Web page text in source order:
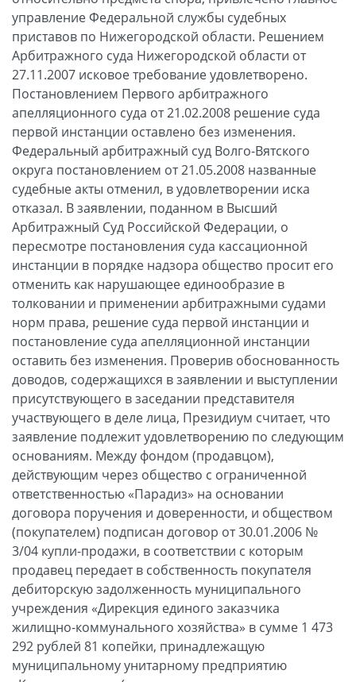
управление Федеральной службы судебных
приставов по Нижегородской области. Решением
Арбитражного суда Нижегородской области от
27.11.2007 исковое требование удовлетворено.
Постановлением Первого арбитражного
апелляционного суда от 21.02.2008 решение суда
первой инстанции оставлено без изменения.
Федеральный арбитражный суд Волго-Вятского
округа постановлением от 21.05.2008 названные
судебные акты отменил, в удовлетворении иска
отказал. В заявлении, поданном в Высший
Арбитражный Суд Российской Федерации, о
пересмотре постановления суда кассационной
инстанции в порядке надзора общество просит его
отменить как нарушающее единообразие в
толковании и применении арбитражными судами
норм права, решение суда первой инстанции и
постановление суда апелляционной инстанции
оставить без изменения. Проверив обоснованность
доводов, содержащихся в заявлении и выступлении
присутствующего в заседании представителя
участвующего в деле лица, Президиум считает, что
заявление подлежит удовлетворению по следующим
основаниям. Между фондом (продавцом),
действующим через общество с ограниченной
ответственностью «Парадиз» на основании
договора поручения и доверенности, и обществом
(покупателем) подписан договор от 30.01.2006 №
3/04 купли-продажи, в соответствии с которым
продавец передает в собственность покупателя
дебиторскую задолженность муниципального
учреждения «Дирекция единого заказчика
жилищно-коммунального хозяйства» в сумме 1 473
292 рублей 81 копейки, принадлежащую
муниципальному унитарному предприятию